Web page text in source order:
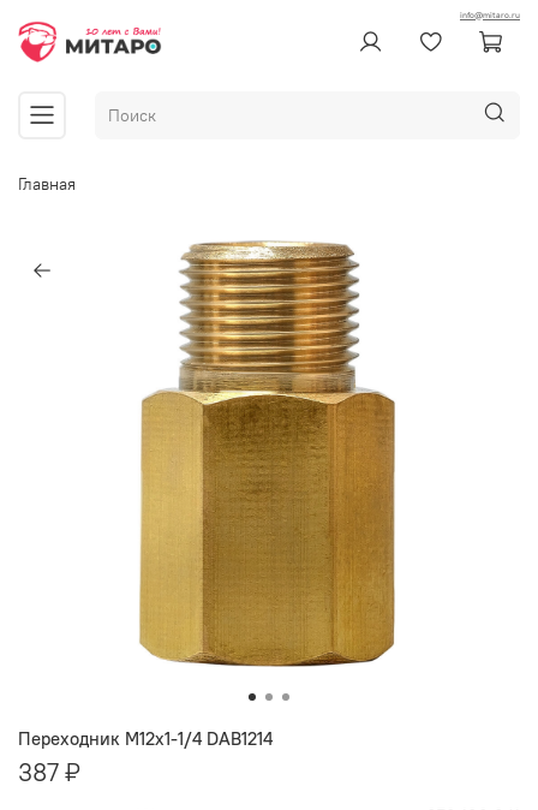
info@mitaro.ru
Главная
Переходник M12х1-1/4 DAB1214
387 ₽